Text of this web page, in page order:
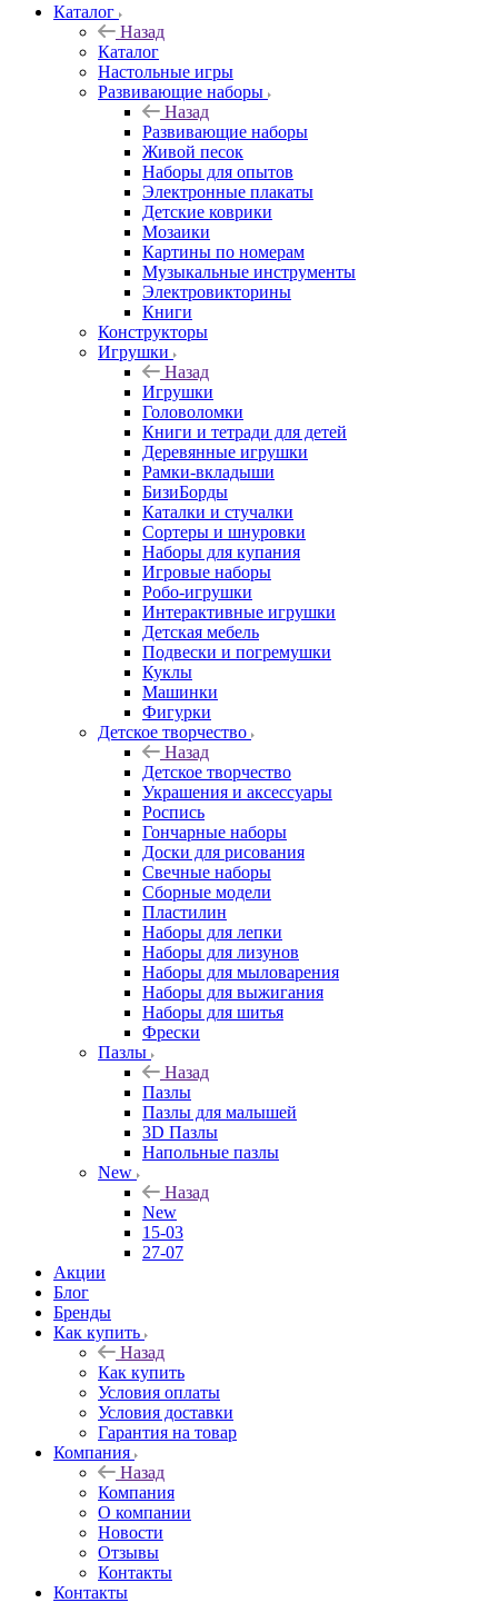
Каталог
Назад
Каталог
Настольные игры
Развивающие наборы
Назад
Развивающие наборы
Живой песок
Наборы для опытов
Электронные плакаты
Детские коврики
Мозаики
Картины по номерам
Музыкальные инструменты
Электровикторины
Книги
Конструкторы
Игрушки
Назад
Игрушки
Головоломки
Книги и тетради для детей
Деревянные игрушки
Рамки-вкладыши
БизиБорды
Каталки и стучалки
Сортеры и шнуровки
Наборы для купания
Игровые наборы
Робо-игрушки
Интерактивные игрушки
Детская мебель
Подвески и погремушки
Куклы
Машинки
Фигурки
Детское творчество
Назад
Детское творчество
Украшения и аксессуары
Роспись
Гончарные наборы
Доски для рисования
Свечные наборы
Сборные модели
Пластилин
Наборы для лепки
Наборы для лизунов
Наборы для мыловарения
Наборы для выжигания
Наборы для шитья
Фрески
Пазлы
Назад
Пазлы
Пазлы для малышей
3D Пазлы
Напольные пазлы
New
Назад
New
15-03
27-07
Акции
Блог
Бренды
Как купить
Назад
Как купить
Условия оплаты
Условия доставки
Гарантия на товар
Компания
Назад
Компания
О компании
Новости
Отзывы
Контакты
Контакты